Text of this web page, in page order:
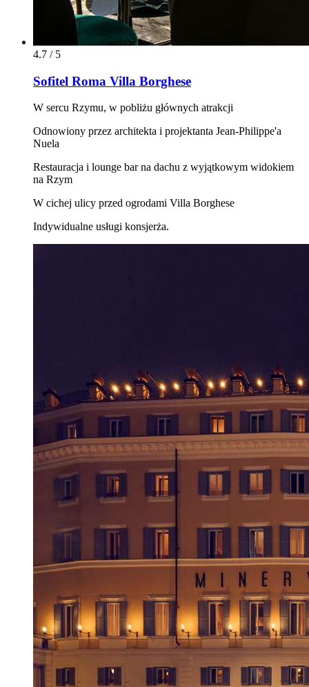
4.7 / 5
Sofitel Roma Villa Borghese
W sercu Rzymu, w pobliżu głównych atrakcji
Odnowiony przez architekta i projektanta Jean-Philippe'a
Nuela
Restauracja i lounge bar na dachu z wyjątkowym widokiem
na Rzym
W cichej ulicy przed ogrodami Villa Borghese
Indywidualne usługi konsjerża.